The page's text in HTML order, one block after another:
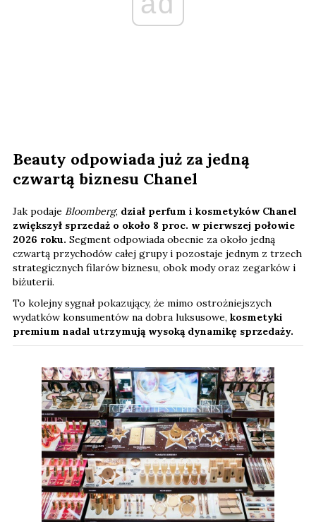
Beauty odpowiada już za jedną
czwartą biznesu Chanel
Jak podaje Bloomberg, dział perfum i kosmetyków Chanel
zwiększył sprzedaż o około 8 proc. w pierwszej połowie
2026 roku. Segment odpowiada obecnie za około jedną
czwartą przychodów całej grupy i pozostaje jednym z trzech
strategicznych filarów biznesu, obok mody oraz zegarków i
biżuterii.
To kolejny sygnał pokazujący, że mimo ostrożniejszych
wydatków konsumentów na dobra luksusowe, kosmetyki
premium nadal utrzymują wysoką dynamikę sprzedaży.